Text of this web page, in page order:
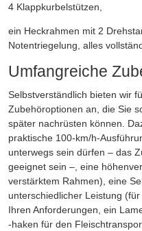
4 Klappkurbelstützen,
ein Heckrahmen mit 2
Notentriegelung, alles
Umfangreiche
Selbstverständlich bieten wir
Zubehöroptionen an, die Sie
später nachrüsten können.
praktische 100-km/h-
unterwegs sein dürfen – das
geeignet sein –, eine
verstärktem Rahmen), eine
unterschiedlicher Leistung
Ihren Anforderungen, ein
-haken für den